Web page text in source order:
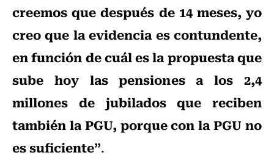
creemos que después de 14 meses, yo
creo que la evidencia es contundente,
en función de cuál es la propuesta que
sube hoy las pensiones a los 2,4
millones de jubilados que reciben
también la PGU, porque con la PGU no
es suficiente”.